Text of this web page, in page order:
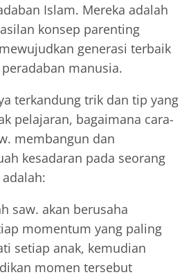
Islam. Mereka adalah
konsep parenting
generasi terbaik
manusia.
terkandung trik dan tip yang
pelajaran, bagaimana cara-
membangun dan
kesadaran pada seorang
saw. akan berusaha
momentum yang paling
setiap anak, kemudian
momen tersebut